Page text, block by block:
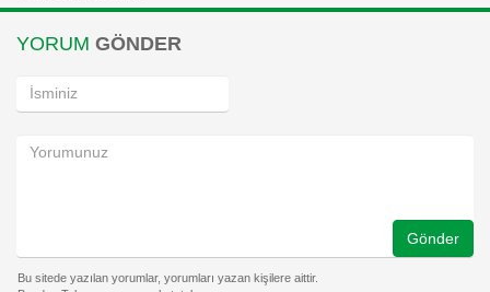
YORUM GÖNDER
Gönder